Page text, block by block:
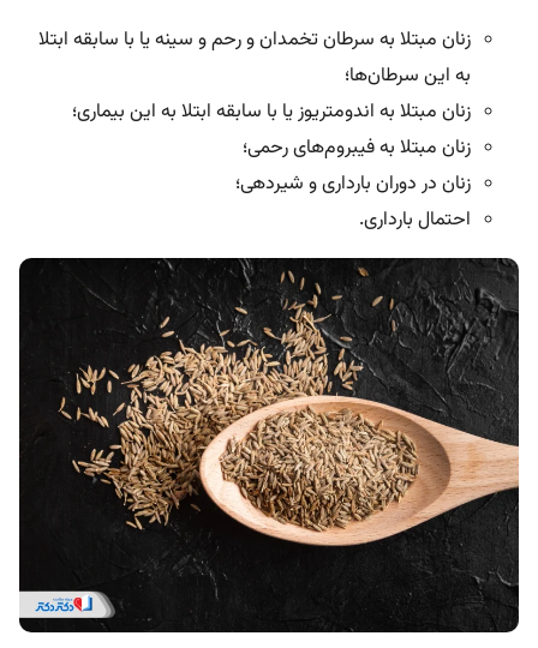
زنان مبتلا به سرطان تخمدان و رحم و سینه یا با سابقه ابتلا
به این سرطان‌ها؛
زنان مبتلا به اندومتریوز یا با سابقه ابتلا به این بیماری؛
زنان مبتلا به فیبروم‌های رحمی؛
زنان در دوران بارداری و شیردهی؛
احتمال بارداری.